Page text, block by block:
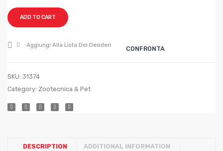
ADD TO CART
Aggiungi Alla Lista Dei Desideri CONFRONTA
SKU: 31374
Category: Zootecnica & Pet
DESCRIPTION ADDITIONAL INFORMATION